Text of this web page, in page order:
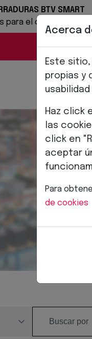
BTV SMART
para el día a día✨
Acerca
Este sitio,
propias y
Haz click
las
click en
aceptar
Para
de cookies